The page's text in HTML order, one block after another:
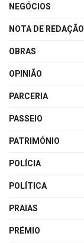
NEGÓCIOS
NOTA DE REDAÇÃO
OBRAS
OPINIÃO
PARCERIA
PASSEIO
PATRIMÓNIO
POLÍCIA
POLÍTICA
PRAIAS
PRÉMIO